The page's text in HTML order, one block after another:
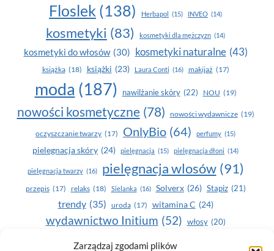
Zarządzaj zgodami plików
Floslek (138) Herbapol (15) INVEO (14)
kosmetyki (83) kosmetyki dla mężczyzn (14)
kosmetyki do włosów (30) kosmetyki naturalne (43)
książka (18) książki (23) Laura Conti (16) makijaż (17)
moda (187) nawilżanie skóry (22) NOU (19)
nowości kosmetyczne (78) nowości wydawnicze (19)
oczyszczanie twarzy (17) OnlyBio (64) perfumy (15)
pielegnacja skóry (24) pielęgnacja (15) pielęgnacja dłoni (14)
pielęgnacja twarzy (16) pielęgnacja wlosów (91)
przepis (17) relaks (18) Sielanka (16) Solverx (26) Stapiz (21)
trendy (35) uroda (17) witamina C (24)
wydawnictwo Initium (52) włosy (20)
Yasumi(164) zdrowe zęby